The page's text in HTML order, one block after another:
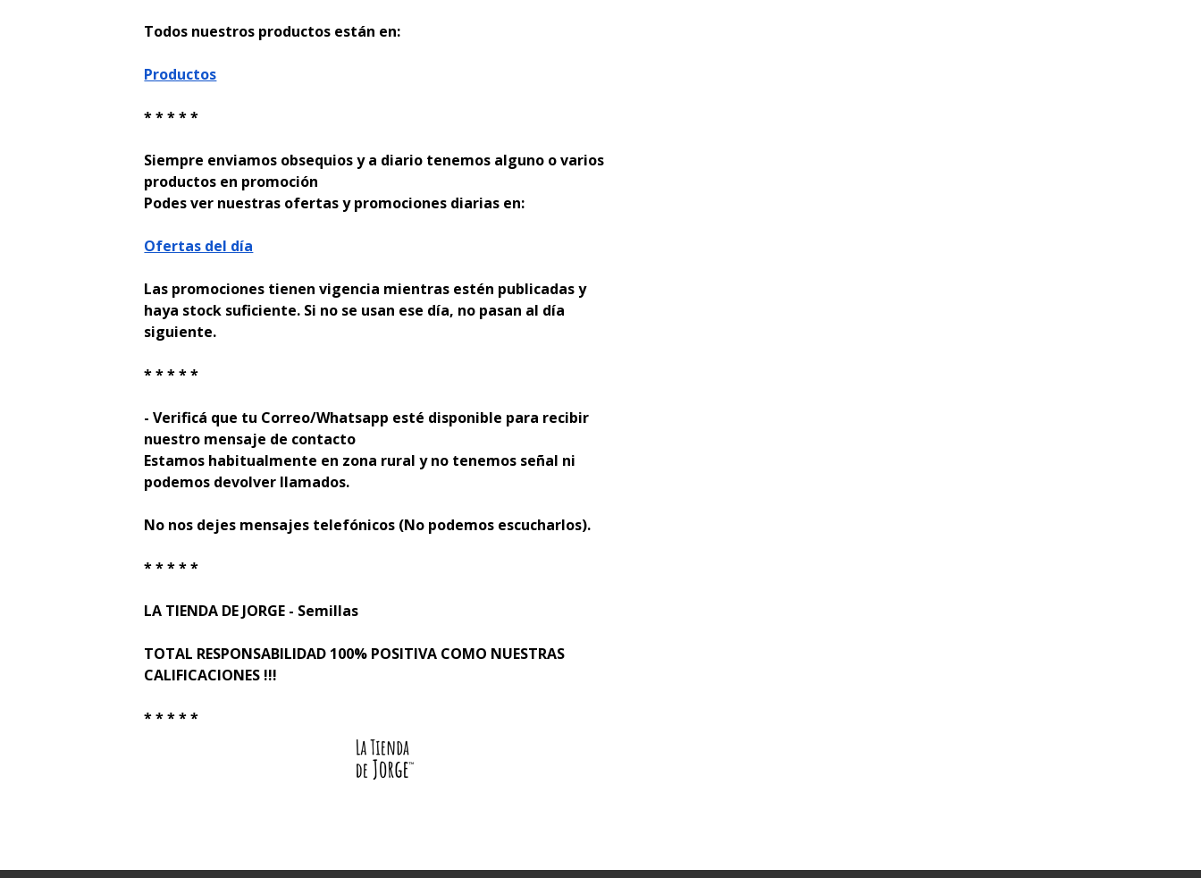
Todos nuestros productos están en:
Productos
* * * * *
Siempre enviamos obsequios y a diario tenemos alguno o varios
productos en promoción
Podes ver nuestras ofertas y promociones diarias en:
Ofertas del día
Las promociones tienen vigencia mientras estén publicadas y
haya stock suficiente. Si no se usan ese día, no pasan al día
siguiente.
* * * * *
- Verificá que tu Correo/Whatsapp esté disponible para recibir
nuestro mensaje de contacto
Estamos habitualmente en zona rural y no tenemos señal ni
podemos devolver llamados.
No nos dejes mensajes telefónicos (No podemos escucharlos).
* * * * *
LA TIENDA DE JORGE - Semillas
TOTAL RESPONSABILIDAD 100% POSITIVA COMO NUESTRAS
CALIFICACIONES !!!
* * * * *